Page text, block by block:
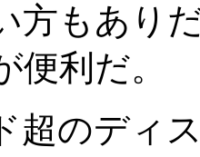
方もあり
便利だ。
超のディ